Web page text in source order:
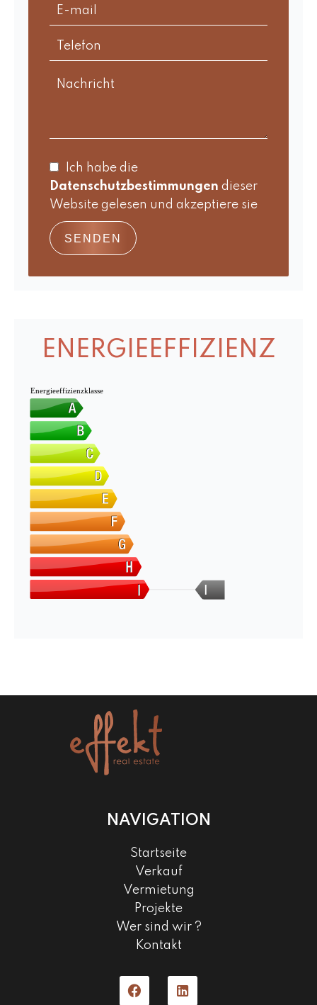
Ich habe die
Datenschutzbestimmungen dieser
Website gelesen und akzeptiere sie
SENDEN
ENERGIEEFFIZIENZ
I
Energieeffizienzklasse
NAVIGATION
Startseite
Verkauf
Vermietung
Projekte
Wer sind wir ?
Kontakt